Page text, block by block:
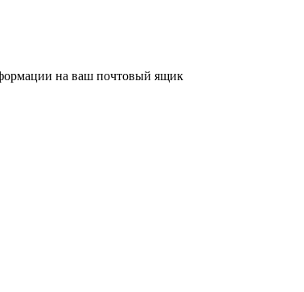
на ваш почтовый ящик